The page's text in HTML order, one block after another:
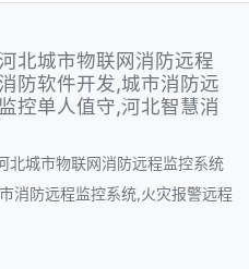
北城市物联网消防远程
防软件开发,城市消防远
控单人值守,河北智慧消
北城市物联网消防远程监控系统
消防远程监控系统,火灾报警远程